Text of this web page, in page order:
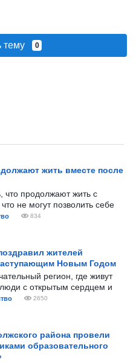
тему 0
жить вместе после
что продолжают жить с
не могут позволить себе
834
жителей
Новым Годом
регион, где живут
с открытым сердцем и
2650
района провели
образовательного